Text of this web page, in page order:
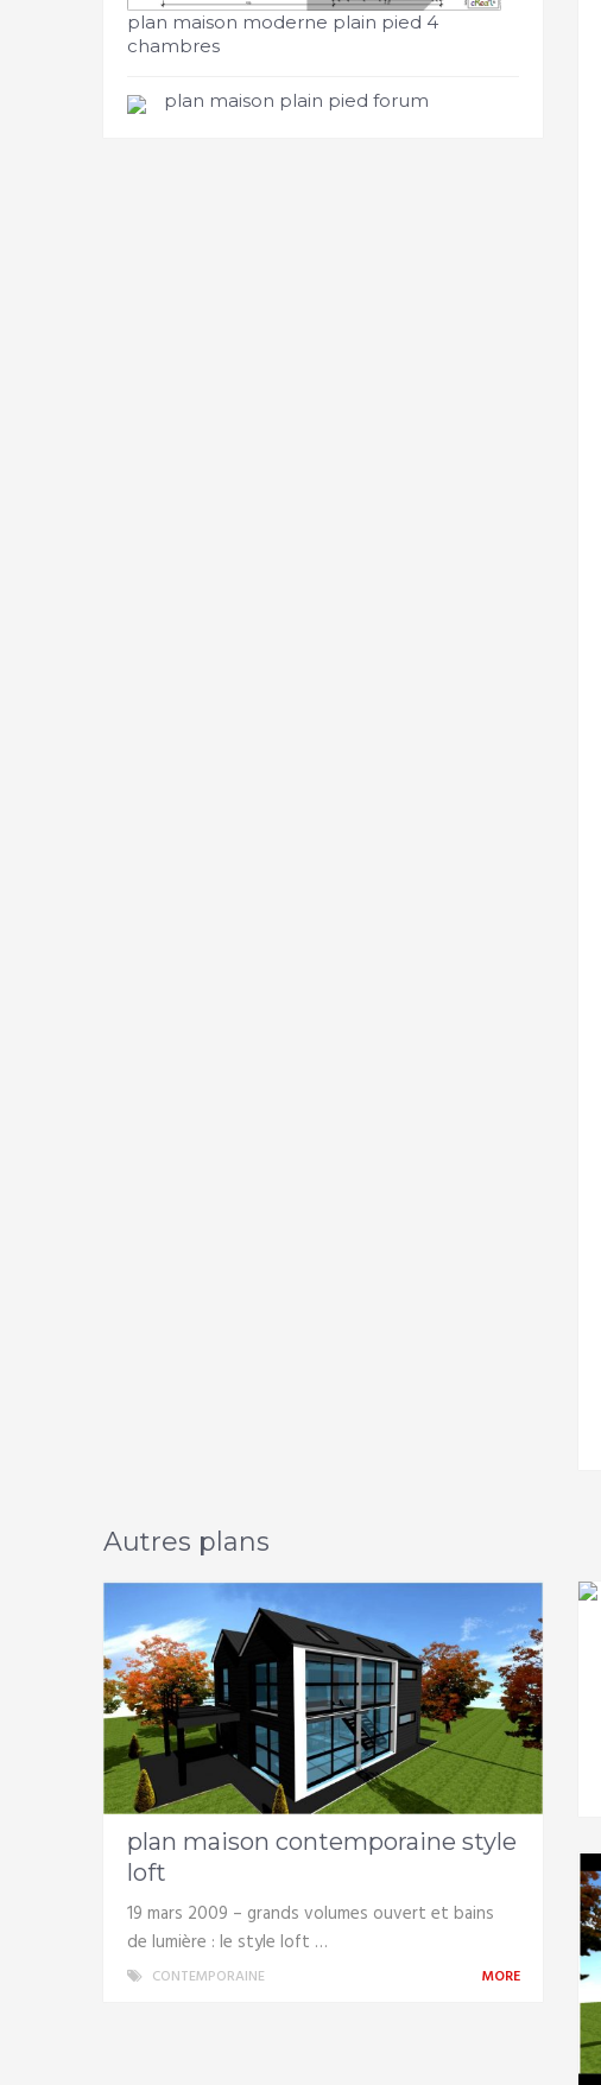
plan maison moderne plain pied 4
chambres
plan maison plain pied forum
Autres plans
plan maison contemporaine style
loft
19 mars 2009 – grands volumes ouvert et bains
de lumière : le style loft …
CONTEMPORAINE MORE